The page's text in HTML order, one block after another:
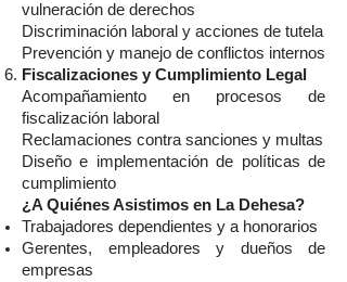
vulneración de derechos
Discriminación laboral y acciones de tutela
Prevención y manejo de conflictos internos
Fiscalizaciones y Cumplimiento Legal
Acompañamiento en procesos de
fiscalización laboral
Reclamaciones contra sanciones y multas
Diseño e implementación de políticas de
cumplimiento
¿A Quiénes Asistimos en La Dehesa?
Trabajadores dependientes y a honorarios
Gerentes, empleadores y dueños de
empresas